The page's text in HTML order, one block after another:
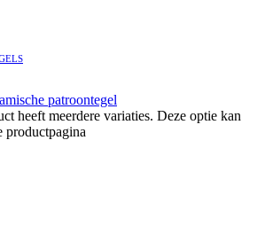
heeft meerdere variaties. Deze optie kan
productpagina